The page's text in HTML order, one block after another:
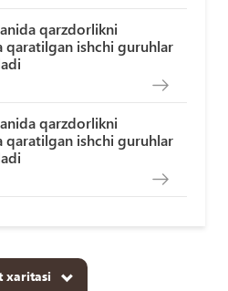
qarzdorlikni
qaratilgan ishchi guruhlar
qarzdorlikni
qaratilgan ishchi guruhlar
xaritasi